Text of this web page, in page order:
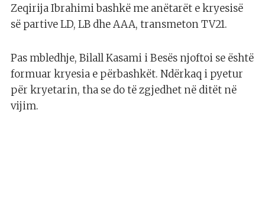
Zeqirija Ibrahimi bashkë me anëtarët e kryesisë
së partive LD, LB dhe AAA, transmeton TV21.
Pas mbledhje, Bilall Kasami i Besës njoftoi se është
formuar kryesia e përbashkët. Ndërkaq i pyetur
për kryetarin, tha se do të zgjedhet në ditët në
vijim.